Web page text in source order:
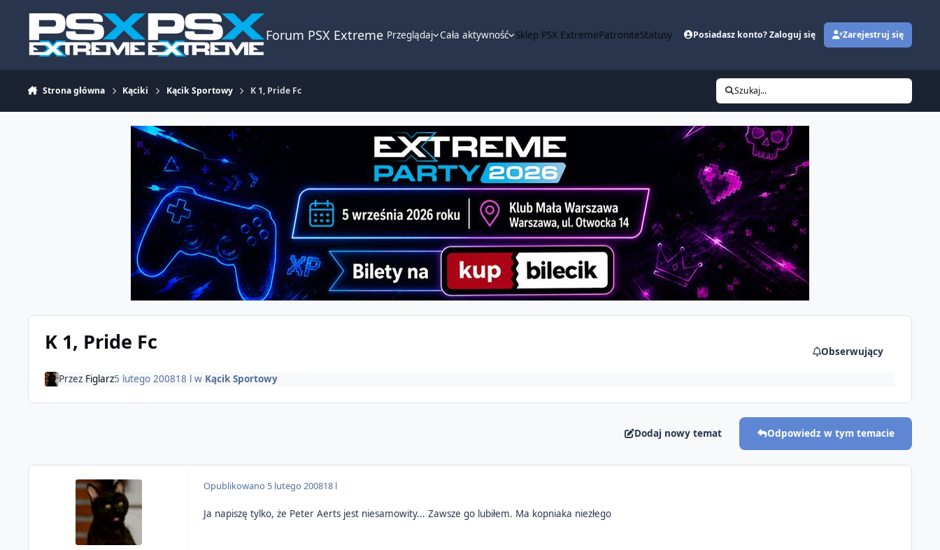
Forum PSX Extreme Przeglądaj Cała aktywność Sklep PSX ExtremePatroniteStatusy Posiadasz konto? Zaloguj się Zarejestruj się
Strona główna Kąciki Kącik Sportowy K 1, Pride Fc Szukaj...
K 1, Pride Fc Obserwujący
Przez Figlarz5 lutego 200818 lw Kącik Sportowy
Dodaj nowy temat Odpowiedz w tym temacie
Opublikowano 5 lutego 200818 l
Ja napiszę tylko, że Peter Aerts jest niesamowity... Zawsze go lubiłem. Ma kopniaka niezłego